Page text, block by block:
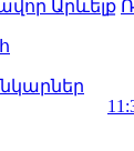
Արևելք